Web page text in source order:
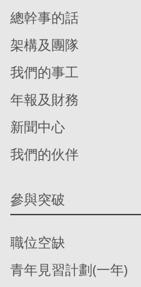
總幹事的話
架構及團隊
我們的事工
年報及財務
新聞中心
我們的伙伴
參與突破
職位空缺
青年見習計劃(一年)